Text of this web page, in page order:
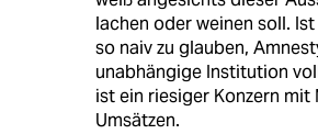
lachen oder weinen soll.
so naiv zu glauben,
unabhängige Institution
ist ein riesiger Konzern mit
Umsätzen.